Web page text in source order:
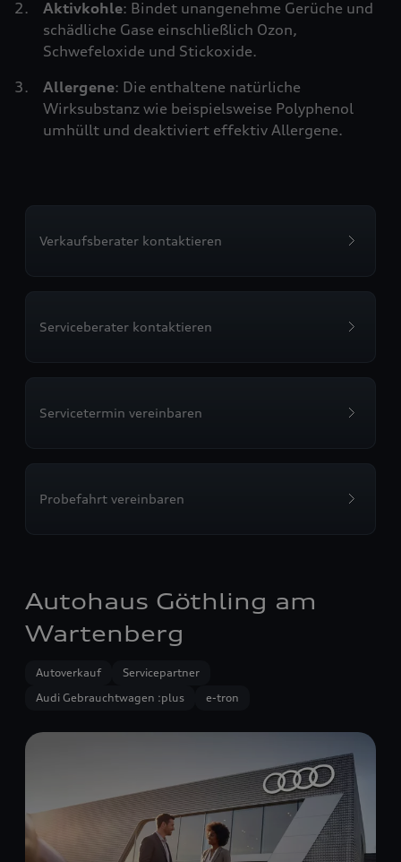
Aktivkohle: Bindet unangenehme Gerüche und
schädliche Gase einschließlich Ozon,
Schwefeloxide und Stickoxide.
Allergene: Die enthaltene natürliche
Wirksubstanz wie beispielsweise Polyphenol
umhüllt und deaktiviert effektiv Allergene.
Verkaufsberater kontaktieren
Serviceberater kontaktieren
Servicetermin vereinbaren
Probefahrt vereinbaren
Autohaus Göthling am
Wartenberg
Autoverkauf
Servicepartner
Audi Gebrauchtwagen :plus
e-tron